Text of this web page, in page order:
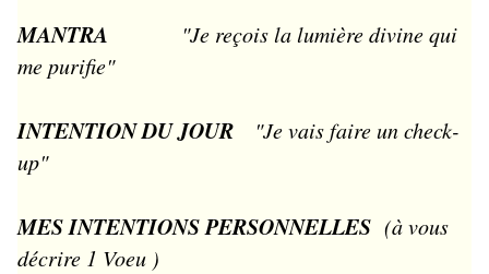
MANTRA
"Je reçois la lumière divine qui
me purifie"
INTENTION DU JOUR
"Je vais faire un check-
up"
MES INTENTIONS PERSONNELLES (à vous
décrire 1 Voeu )